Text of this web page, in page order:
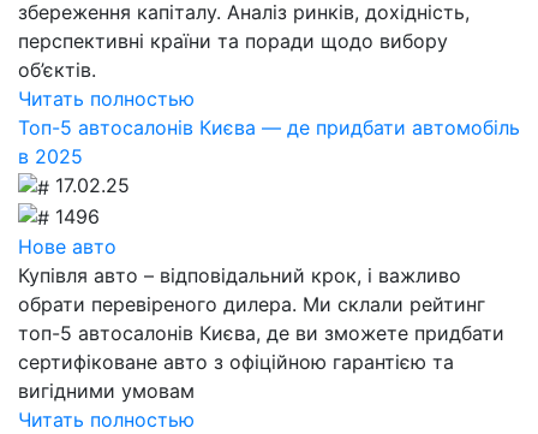
збереження капіталу. Аналіз ринків, дохідність,
перспективні країни та поради щодо вибору
об’єктів.
Читать полностью
Топ-5 автосалонів Києва — де придбати автомобіль
в 2025
17.02.25
1496
Нове авто
Купівля авто – відповідальний крок, і важливо
обрати перевіреного дилера. Ми склали рейтинг
топ-5 автосалонів Києва, де ви зможете придбати
сертифіковане авто з офіційною гарантією та
вигідними умовам
Читать полностью